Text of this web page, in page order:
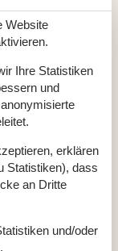
Da in
einige sehr
vom Reichtum
denn hier
Teil sehr
den 128 m
bietet zudem
klassizistischen
Website
Ihre Statistiken
und
erklären
Statistiken), dass
an Dritte
und/oder